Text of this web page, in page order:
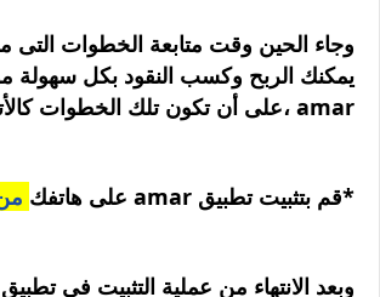
وجاء الحين وقت متابعة الخطوات التى
يمكنك الربح وكسب النقود بكل سهولة
amar ،على أن تكون تلك الخطوات كالأتى
*قم بتثبيت تطبيق amar على هاتفك